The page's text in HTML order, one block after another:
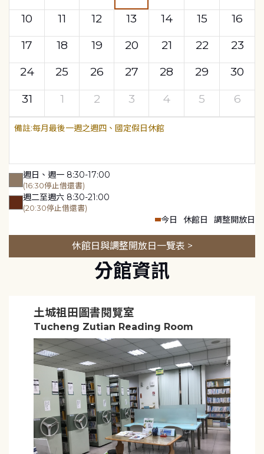
10
11 12 13 14 15
16
17
18 19 20 21 22
23
24
25 26 27 28 29
30
31
1 2 3 4 5 6
每月最後一週之週四、國定假日休館
週日、週一 8:30-17:00
(16:30停止借還書)
週二至週六 8:30-21:00
(20:30停止借還書)
今日 休館日 調整開放日
休館日與調整開放日一覽表 >
分館資訊
土城祖田圖書閱覽室
Tucheng Zutian Reading Room